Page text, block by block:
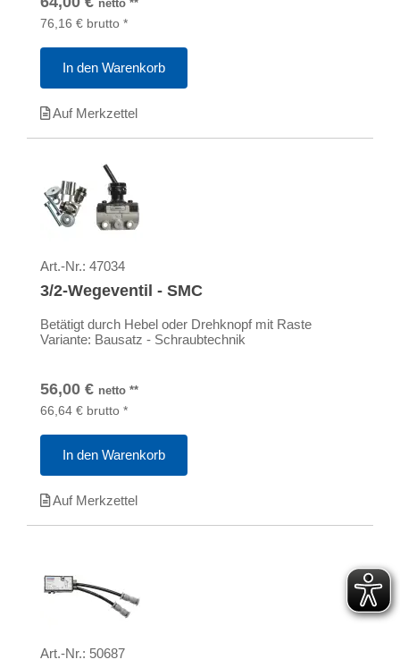
netto **
76,16 € brutto *
In den Warenkorb
Auf Merkzettel
Art.-Nr.: 47034
3/2-Wegeventil - SMC
Betätigt durch Hebel oder Drehknopf mit Raste
Variante: Bausatz - Schraubtechnik
56,00 € netto **
66,64 € brutto *
In den Warenkorb
Auf Merkzettel
Art.-Nr.: 50687